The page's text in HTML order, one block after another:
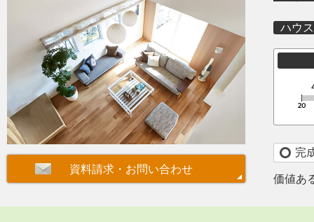
ハウ
完
価値あ